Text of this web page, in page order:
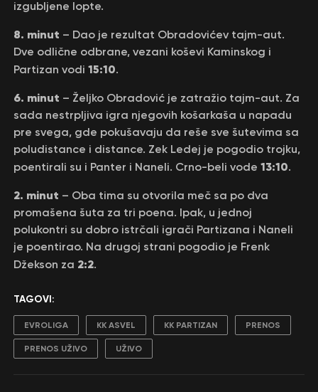
izgubljene lopte.
8. minut – Dao je rezultat Obradovićev tajm-aut.
Dve odlične odbrane, vezani koševi Kaminskog i
Partizan vodi 15:10.
6. minut – Željko Obradović je zatražio tajm-aut. Za
sada nestrpljiva igra njegovih košarkaša u napadu
pre svega, gde pokušavaju da reše sve šutevima sa
poludistance i distance. Zek Ledej je pogodio trojku,
poentirali su i Panter i Naneli. Crno-beli vode 13:10.
2. minut – Oba tima su otvorila meč sa po dva
promašena šuta za tri poena. Ipak, u jednoj
polukontri su dobro istrčali igrači Partizana i Naneli
je poentirao. Na drugoj strani pogodio je Frenk
Džekson za 2:2.
TAGOVI:
EVROLIGA KK ASVEL KK PARTIZAN PRENOS
PRENOS UŽIVO UŽIVO